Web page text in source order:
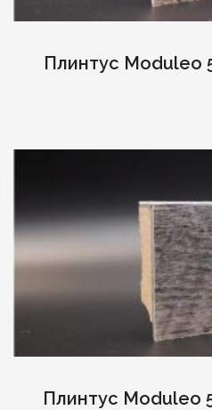
Плинтус Moduleo
Плинтус Moduleo